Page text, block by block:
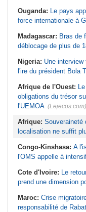
Ouganda: Le pays
force internationale à
Madagascar: Bras de
déblocage de plus de
Nigeria: Une
l'ire du président Bola
Afrique de l'Ouest:
obligations du trésor
l'UEMOA (Lejecos.com)
Afrique: Souveraineté
localisation ne suffit
Congo-Kinshasa: A
l'OMS appelle à
Cote d'Ivoire: Le
prend une dimension
Maroc: Crise
responsabilité de